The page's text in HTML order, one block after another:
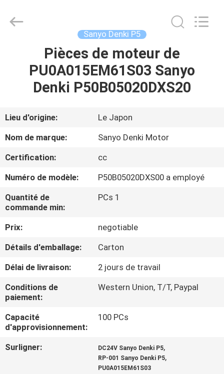
MAISON
PRODUITS
AU
SUJET
DE
VISITE
CONTRÔLE
DE
QUALITÉ
CONTACTEZ-
NOUS
Robot
Automation
Sanyo Denki P5
Pièces de moteur de
PU0A015EM61S03 Sanyo
Denki P50B05020DXS20
Lieu d'origine:
Le Japon
Nom de marque:
Sanyo Denki Motor
Certification:
cc
Numéro de modèle:
P50B05020DXS00 a employé
Quantité de
commande min:
PCs 1
Prix:
negotiable
Détails d'emballage:
Carton
Délai de livraison:
2 jours de travail
Conditions de
paiement:
Western Union, T/T, Paypal
Capacité
d'approvisionnement:
100 PCs
Surligner: DC24V Sanyo Denki P5,
RP-001 Sanyo Denki P5,
PU0A015EM61S03